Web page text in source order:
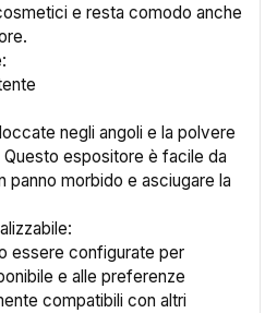
e resta comodo anche
negli angoli e la polvere
Questo espositore è facile da
panno morbido e asciugare la
essere configurate per
e alle preferenze
compatibili con altri